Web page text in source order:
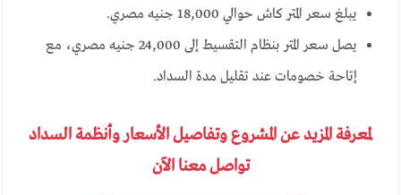
يبلغ سعر المتر كاش حوالي 18,000 جنيه مصري.
يصل سعر المتر بنظام التقسيط إلى 24,000 جنيه مصري، مع
إتاحة خصومات عند تقليل مدة السداد.
لمعرفة المزيد عن المشروع وتفاصيل الأسعار وأنظمة السداد
تواصل معنا الآن